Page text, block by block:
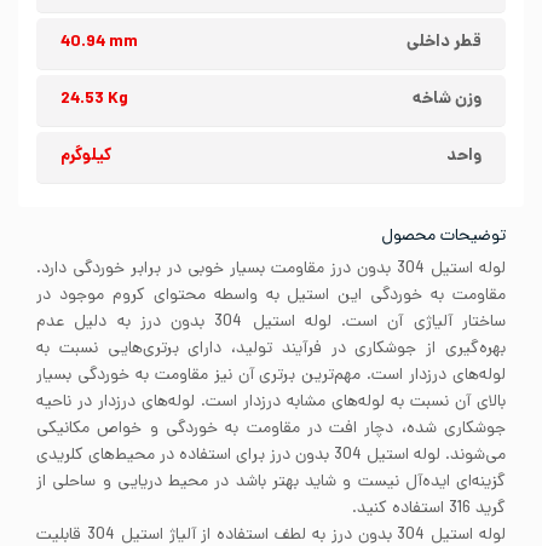
قطر داخلی 40.94 mm
وزن شاخه 24.53 Kg
واحد کیلوگرم
توضیحات محصول
لوله استیل 304 بدون درز مقاومت بسیار خوبی در برابر خوردگی دارد.
مقاومت به خوردگی این استیل به واسطه محتوای کروم موجود در
ساختار آلیاژی آن است. لوله استیل 304 بدون درز به دلیل عدم
بهره‌گیری از جوشکاری در فرآیند تولید، دارای برتری‌هایی نسبت به
لوله‌های درزدار است. مهم‌ترین برتری آن نیز مقاومت به خوردگی بسیار
بالای آن نسبت به لوله‌های مشابه درزدار است. لوله‌های درزدار در ناحیه
جوشکاری شده، دچار افت در مقاومت به خوردگی و خواص مکانیکی
می‌شوند. لوله استیل 304 بدون درز برای استفاده در محیط‌های کلریدی
گزینه‌ای ایده‌آل نیست و شاید بهتر باشد در محیط دریایی و ساحلی از
گرید 316 استفاده کنید.
لوله استیل 304 بدون درز به لطف استفاده از آلیاژ استیل 304 قابلیت